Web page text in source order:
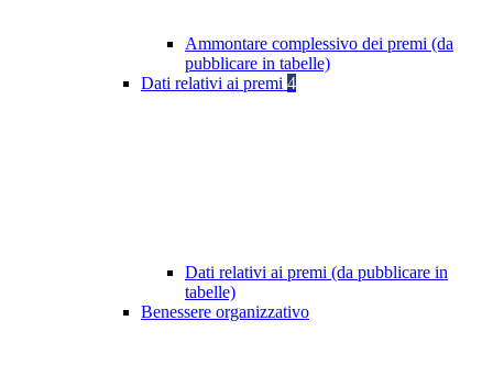
Ammontare complessivo dei premi (da
pubblicare in tabelle)
Dati relativi ai premi 4
Dati relativi ai premi (da pubblicare in
tabelle)
Benessere organizzativo